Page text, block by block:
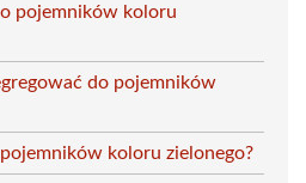
pojemników koloru
do pojemników
koloru zielonego?